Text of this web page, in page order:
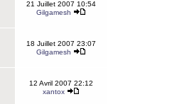
21 Juillet 2007 10:54
Gilgamesh
18 Juillet 2007 23:07
Gilgamesh
12 Avril 2007 22:12
xantox